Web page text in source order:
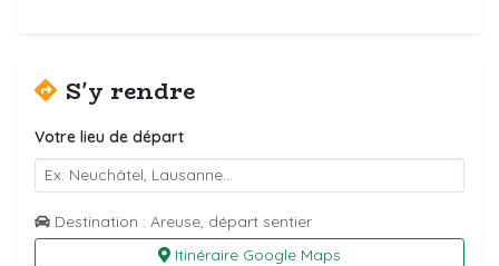
S'y rendre
Votre lieu de départ
Destination : Areuse, départ sentier
Itinéraire Google Maps